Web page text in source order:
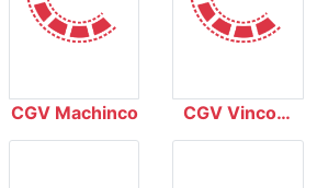
CGV Machinco
CGV Vincom
Thái Nguyên